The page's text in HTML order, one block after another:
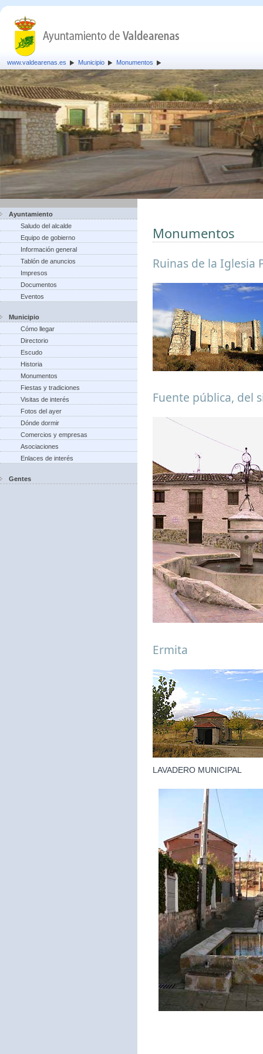
www.valdearenas.es Municipio Monumentos
Ayuntamiento
Saludo del alcalde
Equipo de gobierno
Información general
Tablón de anuncios
Impresos
Documentos
Eventos
Municipio
Cómo llegar
Directorio
Escudo
Historia
Monumentos
Fiestas y tradiciones
Visitas de interés
Fotos del ayer
Dónde dormir
Comercios y empresas
Asociaciones
Enlaces de interés
Gentes
Monumentos
Ruinas de la
Fuente pública, del
Ermita
LAVADERO MUNICIPAL